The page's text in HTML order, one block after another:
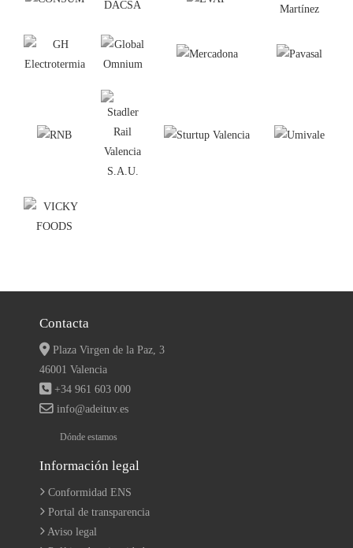
Contacta
Plaza Virgen de la Paz, 3
46001 Valencia
+34 961 603 000
info@adeituv.es
Dónde estamos
Información legal
Conformidad ENS
Portal de transparencia
Aviso legal